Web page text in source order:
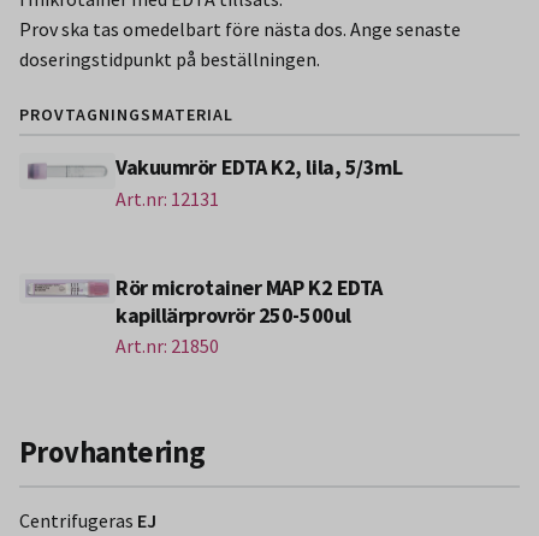
Prov ska tas omedelbart före nästa dos. Ange senaste
doseringstidpunkt på beställningen.
PROVTAGNINGSMATERIAL
Vakuumrör EDTA K2, lila, 5/3mL
Art.nr: 12131
Rör microtainer MAP K2 EDTA
kapillärprovrör 250-500ul
Art.nr: 21850
Provhantering
Centrifugeras EJ